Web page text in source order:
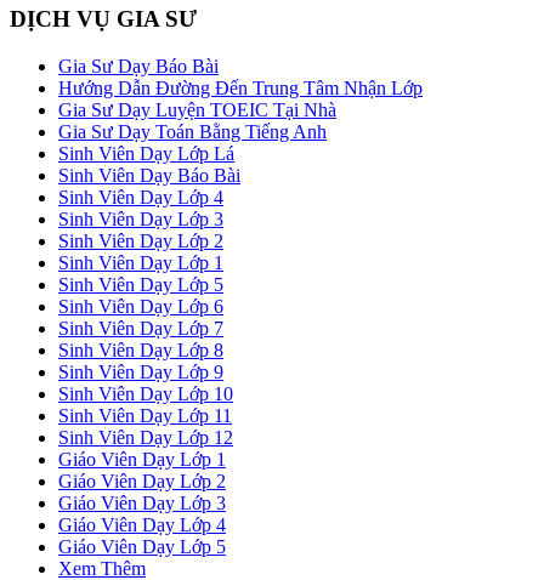
DỊCH VỤ GIA SƯ
Gia Sư Dạy Báo Bài
Hướng Dẫn Đường Đến Trung Tâm Nhận Lớp
Gia Sư Dạy Luyện TOEIC Tại Nhà
Gia Sư Dạy Toán Bằng Tiếng Anh
Sinh Viên Dạy Lớp Lá
Sinh Viên Dạy Báo Bài
Sinh Viên Dạy Lớp 4
Sinh Viên Dạy Lớp 3
Sinh Viên Dạy Lớp 2
Sinh Viên Dạy Lớp 1
Sinh Viên Dạy Lớp 5
Sinh Viên Dạy Lớp 6
Sinh Viên Dạy Lớp 7
Sinh Viên Dạy Lớp 8
Sinh Viên Dạy Lớp 9
Sinh Viên Dạy Lớp 10
Sinh Viên Dạy Lớp 11
Sinh Viên Dạy Lớp 12
Giáo Viên Dạy Lớp 1
Giáo Viên Dạy Lớp 2
Giáo Viên Dạy Lớp 3
Giáo Viên Dạy Lớp 4
Giáo Viên Dạy Lớp 5
Xem Thêm